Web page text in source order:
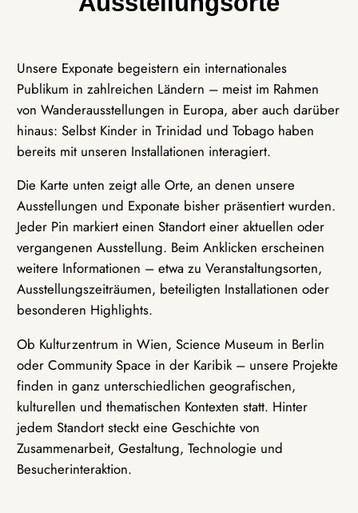
Unsere Exponate begeistern ein internationales
Publikum in zahlreichen Ländern – meist im Rahmen
von Wanderausstellungen in Europa, aber auch darüber
hinaus: Selbst Kinder in Trinidad und Tobago haben
bereits mit unseren Installationen interagiert.
Die Karte unten zeigt alle Orte, an denen unsere
Ausstellungen und Exponate bisher präsentiert wurden.
Jeder Pin markiert einen Standort einer aktuellen oder
vergangenen Ausstellung. Beim Anklicken erscheinen
weitere Informationen – etwa zu Veranstaltungsorten,
Ausstellungszeiträumen, beteiligten Installationen oder
besonderen Highlights.
Ob Kulturzentrum in Wien, Science Museum in Berlin
oder Community Space in der Karibik – unsere Projekte
finden in ganz unterschiedlichen geografischen,
kulturellen und thematischen Kontexten statt. Hinter
jedem Standort steckt eine Geschichte von
Zusammenarbeit, Gestaltung, Technologie und
Besucherinteraktion.